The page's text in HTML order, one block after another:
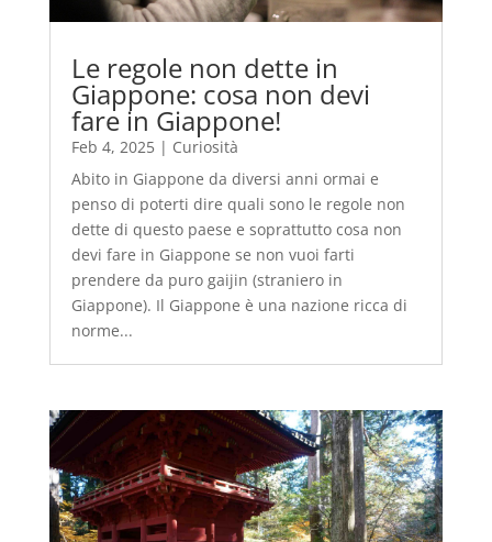
Le regole non dette in
Giappone: cosa non devi
fare in Giappone!
Feb 4, 2025| Curiosità
Abito in Giappone da diversi anni ormai e
penso di poterti dire quali sono le regole non
dette di questo paese e soprattutto cosa non
devi fare in Giappone se non vuoi farti
prendere da puro gaijin (straniero in
Giappone). Il Giappone è una nazione ricca di
norme...